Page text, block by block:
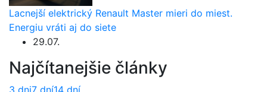
Lacnejší elektrický Renault Master mieri do miest.
Energiu vráti aj do siete
29.07.
Najčítanejšie články
3 dni7 dní14 dní